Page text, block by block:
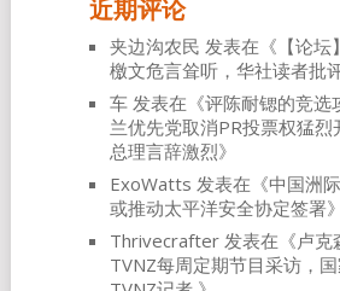
近期评论
夹边沟农民 发表在《 【论
檄文危言耸听，华社读者批
车发表在《评陈耐锶的竞选
兰优先党取消PR投票权猛烈
总理言辞激烈》
ExoWatts 发表在《中国洲
或推动太平洋安全协定签署》
Thrivecrafter发表在《卢克
TVNZ每周定期节目采访，